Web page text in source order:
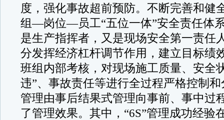
度，强化事故超前预防。不断完善和
组—岗位—员工“五位一体”安全责任体
是生产指挥者，又是现场安全第一责任
分发挥经济杠杆调节作用，建立目标绩
班组内部考核，对现场施工质量、安全
违”、事故责任等进行全过程严格控制
管理由事后结果式管理向事前、事中过
了管理效果。其中，“6S”管理成功经验